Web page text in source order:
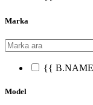
Marka
{{
Model